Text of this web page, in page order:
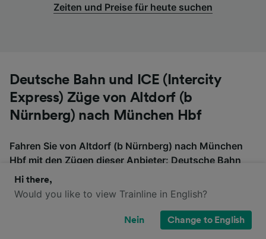
Zeiten und Preise für heute suchen
Deutsche Bahn und ICE (Intercity
Express) Züge von Altdorf (b
Nürnberg) nach München Hbf
Fahren Sie von Altdorf (b Nürnberg) nach München
Hbf mit den Zügen dieser Anbieter: Deutsche Bahn
und ICE (Intercity Express). Bitte beachten Sie, dass
diese Züge möglicherweise nicht direkt von Altdorf (b
Nürnberg) nach München Hbf fahren, also überprüfen
Sie, ob Sie auf der Fahrt umsteigen müssen, wenn Sie
Hi there,
Would you like to view Trainline in English?
Nein Change to English